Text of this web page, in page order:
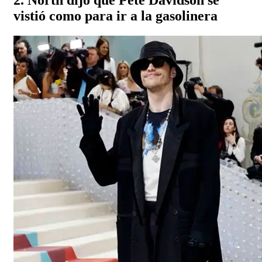
vistió como para ir a la gasolinera